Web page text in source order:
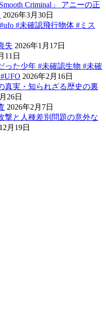
Criminal」 アニーの正
2026年3月30日
#未確認飛行物体 #ミス
失 2026年1月17日
11日
った少年 #未確認生物 #未確
2026年2月16日
真実・知られざる歴史の裏
26日
2026年2月7日
撃と人種差別問題の意外な
月19日